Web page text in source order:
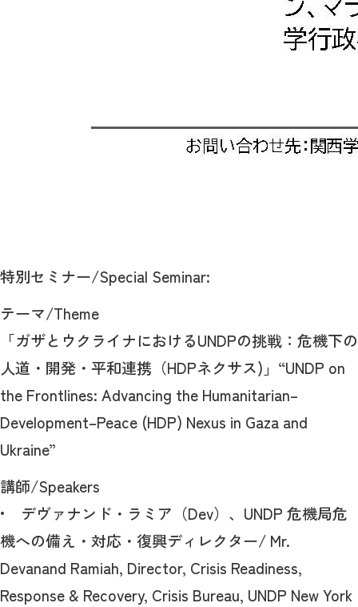
特別セミナー/Special Seminar:
テーマ/Theme
「ガザとウクライナにおけるUNDPの挑戦：危機下の
人道・開発・平和連携（HDPネクサス)」“UNDP on
the Frontlines: Advancing the Humanitarian–
Development–Peace (HDP) Nexus in Gaza and
Ukraine”
講師/Speakers
• デヴァナンド・ラミア（Dev）、UNDP 危機局危
機への備え・対応・復興ディレクター/ Mr.
Devanand Ramiah, Director, Crisis Readiness,
Response & Recovery, Crisis Bureau, UNDP New York